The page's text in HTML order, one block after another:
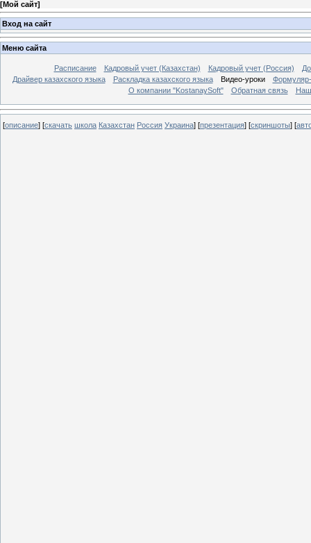
[Мой сайт]
Вход на сайт
Меню сайта
Расписание Кадровый учет (Казахстан) Кадровый учет (Россия)
Драйвер казахского языка
Раскладка казахского языка Видео-уроки
Формуляр-
О компании "KostanaySoft"
Обратная связь
[описание] [скачать школа Казахстан Россия Украина] [презентация] [скриншоты] [